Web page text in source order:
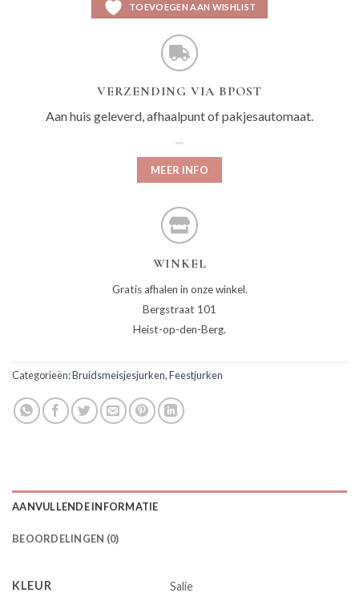
TOEVOEGEN AAN WISHLIST
VERZENDING VIA BPOST
Aan huis geleverd, afhaalpunt of pakjesautomaat.
MEER INFO
WINKEL
Gratis afhalen in onze winkel.
Bergstraat 101
Heist-op-den-Berg.
Categorieën:Bruidsmeisjesjurken,Feestjurken
AANVULLENDE INFORMATIE
BEOORDELINGEN (0)
KLEUR Salie